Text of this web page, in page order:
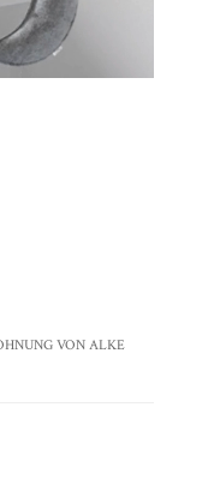
VON ALKE